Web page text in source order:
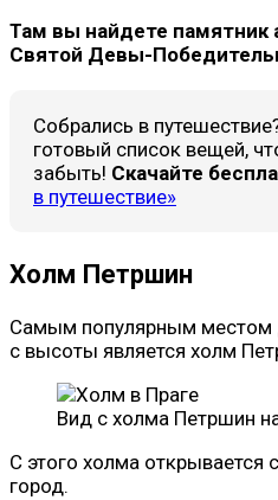
Там вы найдете памятник
Святой Девы-
Собрались в
готовый список вещей,
забыть! Скачайте
в путешествие»
Холм Петршин
Самым популярным местом
с высоты является холм
Вид с холма Петршин
С этого холма
город.